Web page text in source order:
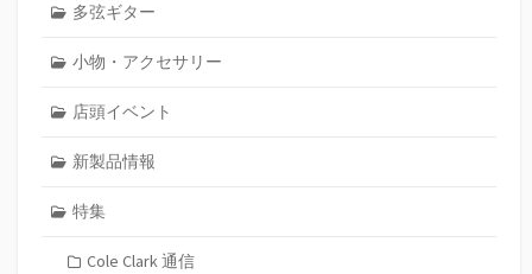
多弦ギター
小物・アクセサリー
店頭イベント
新製品情報
特集
Cole Clark 通信